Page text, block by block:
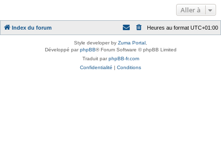
e
Aller à
Index du forum Heures au format UTC+01:00
Style developer by Zuma Portal
Développé parphpBB® Forum Software © phpBB Limited
Traduit parphpBB-fr.com
Confidentialité | Conditions